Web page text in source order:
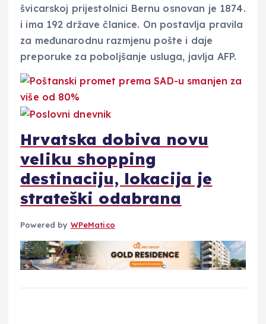
švicarskoj prijestolnici Bernu osnovan je 1874.
i ima 192 države članice. On postavlja pravila
za međunarodnu razmjenu pošte i daje
preporuke za poboljšanje usluga, javlja AFP.
Hrvatska dobiva novu
veliku shopping
destinaciju, lokacija je
strateški odabrana
Powered by WPeMatico